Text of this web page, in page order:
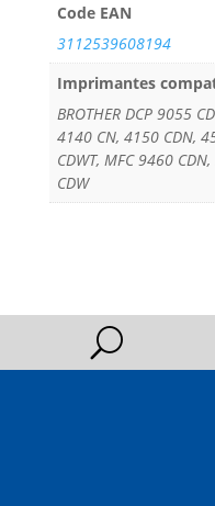
Code EAN
3112539608194
Imprimantes
BROTHER DCP 9055
4140 CN, 4150 CDN,
CDWT, MFC 9460
CDW
U